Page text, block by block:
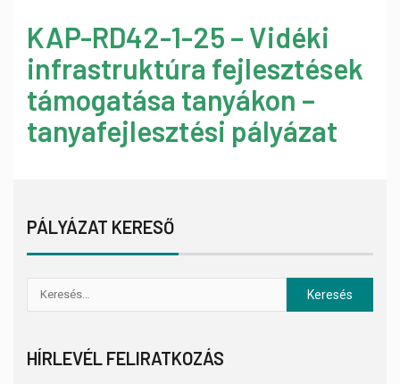
KAP-RD42-1-25 – Vidéki
infrastruktúra fejlesztések
támogatása tanyákon –
tanyafejlesztési pályázat
PÁLYÁZAT KERESŐ
HÍRLEVÉL FELIRATKOZÁS